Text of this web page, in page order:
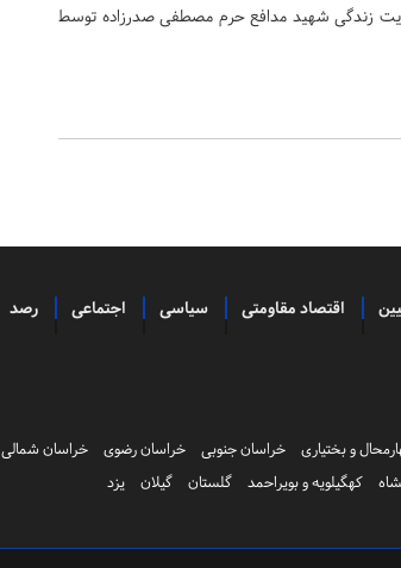
زندگی شهید مدافع حرم مصطفی صدرزاده توسط
اقتصاد مقاومتی سیاسی اجتماعی رصد
و بختیاری خراسان جنوبی خراسان رضوی خراسان شمالی
کهگیلویه و بویراحمد گلستان گیلان یزد